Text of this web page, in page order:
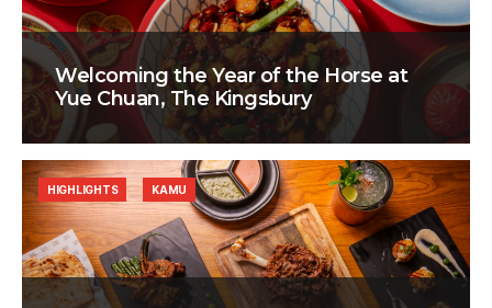
Welcoming the Year of the Horse at
Yue Chuan, The Kingsbury
HIGHLIGHTS KAMU